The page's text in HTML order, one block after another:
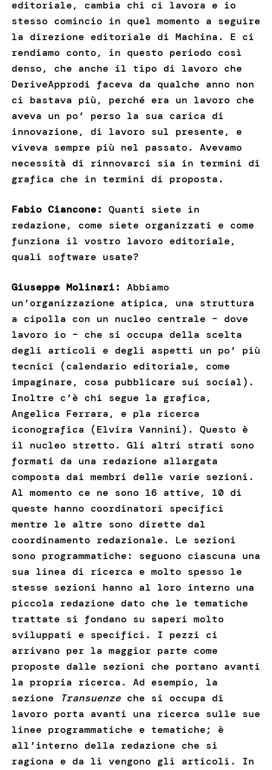
editoriale, cambia chi ci lavora e io
stesso comincio in quel momento a seguire
la direzione editoriale di Machina. E ci
rendiamo conto, in questo periodo così
denso, che anche il tipo di lavoro che
DeriveApprodi faceva da qualche anno non
ci bastava più, perché era un lavoro che
aveva un po’ perso la sua carica di
innovazione, di lavoro sul presente, e
viveva sempre più nel passato. Avevamo
necessità di rinnovarci sia in termini di
grafica che in termini di proposta.
Fabio Ciancone:
Quanti siete in
redazione, come siete organizzati e come
funziona il vostro lavoro editoriale,
quali software usate?
Giuseppe Molinari: Abbiamo
un’organizzazione atipica, una struttura
a cipolla con un nucleo centrale – dove
lavoro io – che si occupa della scelta
degli articoli e degli aspetti un po’ più
tecnici (calendario editoriale, come
impaginare, cosa pubblicare sui social).
Inoltre c’è chi segue la grafica,
Angelica Ferrara, e pla ricerca
iconografica (Elvira Vannini). Questo è
il nucleo stretto. Gli altri strati sono
formati da una redazione allargata
composta dai membri delle varie sezioni.
Al momento ce ne sono 16 attive, 10 di
queste hanno coordinatori specifici
mentre le altre sono dirette dal
coordinamento redazionale. Le sezioni
sono programmatiche: seguono ciascuna una
sua linea di ricerca e molto spesso le
stesse sezioni hanno al loro interno una
piccola redazione dato che le tematiche
trattate si fondano su saperi molto
sviluppati e specifici. I pezzi ci
arrivano per la maggior parte come
proposte dalle sezioni che portano avanti
la propria ricerca. Ad esempio, la
sezione
Transuenzeche si occupa di
lavoro porta avanti una ricerca sulle sue
linee programmatiche e tematiche; è
all’interno della redazione che si
ragiona e da lì vengono gli articoli. In